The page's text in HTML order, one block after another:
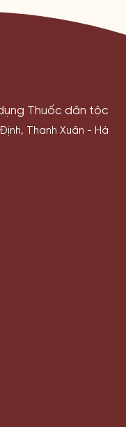
Thuốc dân tộc
Thanh Xuân - Hà